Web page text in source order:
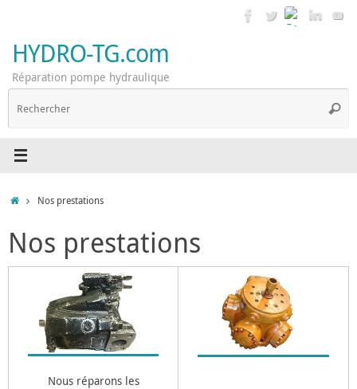
contenu
HYDRO-TG.com
Réparation pompe hydraulique
AccueilNos prestations
Nos prestations
Nous réparons les